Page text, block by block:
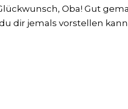
Oba! Gut
dir jemals vorstellen